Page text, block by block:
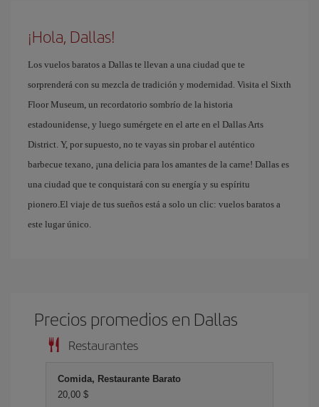
¡Hola, Dallas!
Los vuelos baratos a Dallas te llevan a una ciudad que te
sorprenderá con su mezcla de tradición y modernidad. Visita el Sixth
Floor Museum, un recordatorio sombrío de la historia
estadounidense, y luego sumérgete en el arte en el Dallas Arts
District. Y, por supuesto, no te vayas sin probar el auténtico
barbecue texano, ¡una delicia para los amantes de la carne! Dallas es
una ciudad que te conquistará con su energía y su espíritu
pionero.El viaje de tus sueños está a solo un clic: vuelos baratos a
este lugar único.
Precios promedios en Dallas
Restaurantes
Comida, Restaurante Barato
20,00 $